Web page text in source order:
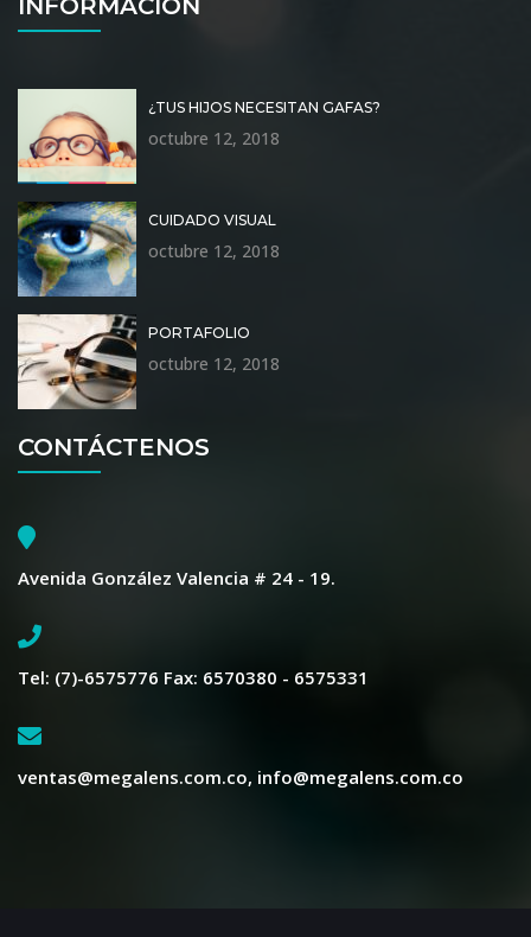
INFORMACIÓN
¿TUS HIJOS NECESITAN GAFAS?
octubre 12, 2018
CUIDADO VISUAL
octubre 12, 2018
PORTAFOLIO
octubre 12, 2018
CONTÁCTENOS
Avenida González Valencia # 24 - 19.
Tel: (7)-6575776 Fax: 6570380 - 6575331
ventas@megalens.com.co, info@megalens.com.co